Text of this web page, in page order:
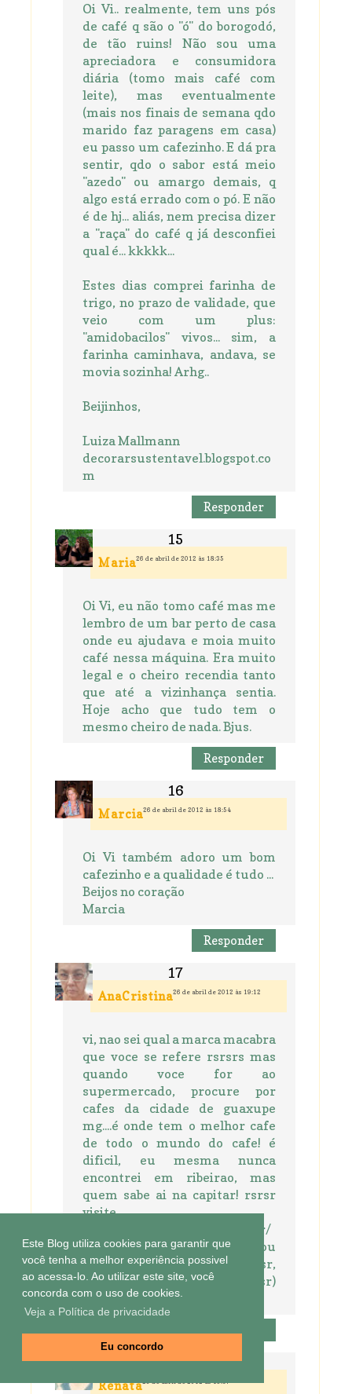
Este Blog utiliza cookies para garantir que
você tenha a melhor experiência possivel
ao acessa-lo. Ao utilizar este site, você
concorda com o uso de cookies.
Veja a Política de privacidade
Eu concordo
Oi Vi.. realmente, tem uns pós
de café q são o "ó" do borogodó,
de tão ruins! Não sou uma
apreciadora e consumidora
diária (tomo mais café com
leite), mas eventualmente
(mais nos finais de semana qdo
marido faz paragens em casa)
eu passo um cafezinho. E dá pra
sentir, qdo o sabor está meio
"azedo" ou amargo demais, q
algo está errado com o pó. E não
é de hj... aliás, nem precisa dizer
a "raça" do café q já desconfiei
qual é... kkkkk...
Estes dias comprei farinha de
trigo, no prazo de validade, que
veio com um plus:
"amidobacilos" vivos... sim, a
farinha caminhava, andava, se
movia sozinha! Arhg..
Beijinhos,
Luiza Mallmann
decorarsustentavel.blogspot.co
m
Responder
Maria26 de abril de 2012 às 18:35
Oi Vi, eu não tomo café mas me
lembro de um bar perto de casa
onde eu ajudava e moia muito
café nessa máquina. Era muito
legal e o cheiro recendia tanto
que até a vizinhança sentia.
Hoje acho que tudo tem o
mesmo cheiro de nada. Bjus.
Responder
Marcia26 de abril de 2012 às 18:54
Oi Vi também adoro um bom
cafezinho e a qualidade é tudo ...
Beijos no coração
Marcia
Responder
AnaCristina26 de abril de 2012 às 19:12
vi, nao sei qual a marca macabra
que voce se refere rsrsrs mas
quando voce for ao
supermercado, procure por
cafes da cidade de guaxupe
mg....é onde tem o melhor cafe
de todo o mundo do cafe! é
dificil, eu mesma nunca
encontrei em ribeirao, mas
quem sabe ai na capitar! rsrsr
visite
http://www.coffeeshop.com.br/
(nao é propaganda e nao sou
cafeicultora rsrsrsr,
infelizmente, obviamente rsr)
bjo bjo
Responder
Renata26 de abril de 2012 às 19:37